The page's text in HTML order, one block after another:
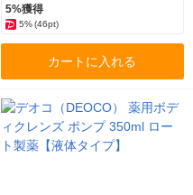
5%獲得
5% (46pt)
カートに入れる